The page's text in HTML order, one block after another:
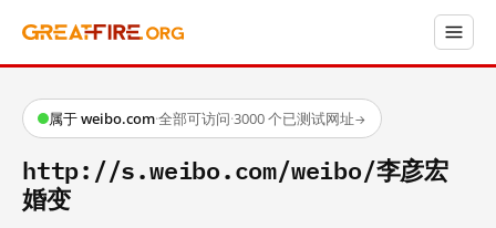
属于 weibo.com·全部可访问·3000 个已测试网址→
http://s.weibo.com/weibo/李彦宏
婚变